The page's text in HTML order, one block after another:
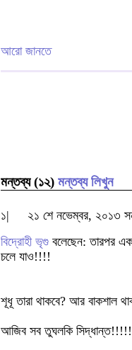
আরো জানতে
মন্তব্য (১২) মন্তব্য লিখুন
১|
২১ শে নভেম্বর, ২০১৩
বিদ্রোহী ভৃগু বলেছেন: তারপর
চলে যাও!!!!
শূধূ তারা থাকবে? আর বাকশাল
আজিব সব তুঘলকি